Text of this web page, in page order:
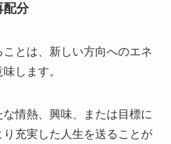
配分
とは、新しい方向へのエネ
します。
情熱、興味、または目標に
充実した人生を送ることが